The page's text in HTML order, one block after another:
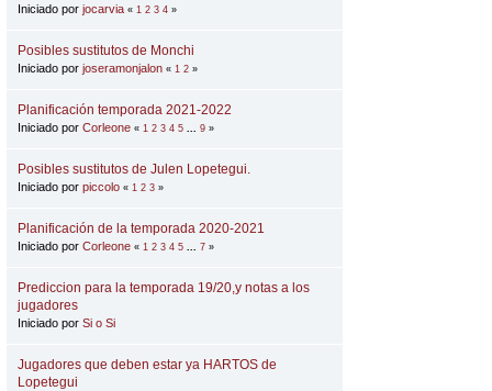
Iniciado por jocarvia « 1 2 3 4 »
Posibles sustitutos de Monchi
Iniciado por joseramonjalon « 1 2 »
Planificación temporada 2021-2022
Iniciado por Corleone « 1 2 3 4 5 9 »
Posibles sustitutos de Julen Lopetegui.
Iniciado por piccolo « 1 2 3 »
Planificación de la temporada 2020-2021
Iniciado por Corleone « 1 2 3 4 5 7 »
Prediccion para la temporada 19/20,y notas a los
jugadores
Iniciado por Si o Si
Jugadores que deben estar ya HARTOS de
Lopetegui